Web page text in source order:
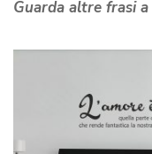
Guarda altre frasi